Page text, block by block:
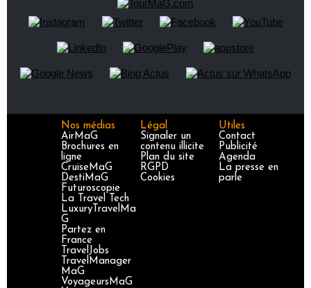
Nos médias
AirMaG
Brochures en
ligne
CruiseMaG
DestiMaG
Futuroscopie
La Travel Tech
LuxuryTravelMa
G
Partez en
France
TravelJobs
TravelManager
MaG
VoyageursMaG
Légal
Signaler un
contenu illicite
Plan du site
RGPD
Cookies
Utiles
Contact
Publicité
Agenda
La presse en
parle